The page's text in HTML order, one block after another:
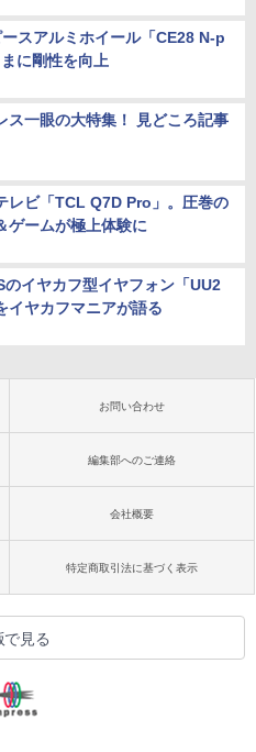
スアルミホイール「CE28 N-p
に剛性を向上
ス一眼の大特集！ 見どころ記事
レビ「TCL Q7D Pro」。圧巻の
ゲームが極上体験に
のイヤカフ型イヤフォン「UU2
イヤカフマニアが語る
お問い合わせ
編集部へのご連絡
会社概要
特定商取引法に基づく表示
で見る